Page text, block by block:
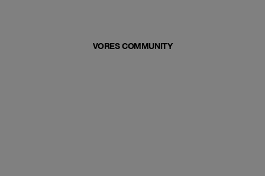
VORES COMMUNITY